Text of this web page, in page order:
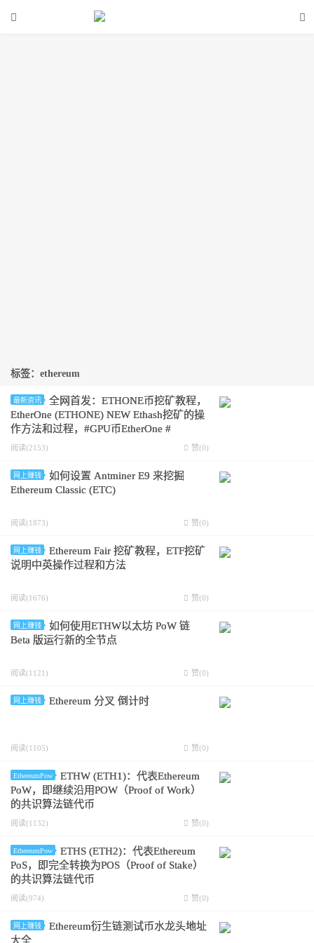
标签：ethereum
最新资讯
全网首发：ETHONE币挖矿教程，
EtherOne (ETHONE) NEW Ethash挖矿的操
作方法和过程，#GPU币EtherOne #
EtherOne挖矿ETHONE#GPU显卡挖矿
阅读(2153) 赞(0)
网上赚钱
如何设置 Antminer E9 来挖掘
Ethereum Classic (ETC)
阅读(1873) 赞(0)
网上赚钱
Ethereum Fair 挖矿教程，ETF挖矿
说明中英操作过程和方法
阅读(1676) 赞(0)
网上赚钱
如何使用ETHW以太坊 PoW 链
Beta 版运行新的全节点
阅读(1121) 赞(0)
网上赚钱 Ethereum 分叉 倒计时
阅读(1105) 赞(0)
EthereumPow
ETHW (ETH1)：代表Ethereum
PoW，即继续沿用POW（Proof of Work）
的共识算法链代币
阅读(1132) 赞(0)
EthereumPow
ETHS (ETH2)：代表Ethereum
PoS，即完全转换为POS（Proof of Stake）
的共识算法链代币
阅读(974) 赞(0)
网上赚钱
Ethereum衍生链测试币水龙头地址
大全